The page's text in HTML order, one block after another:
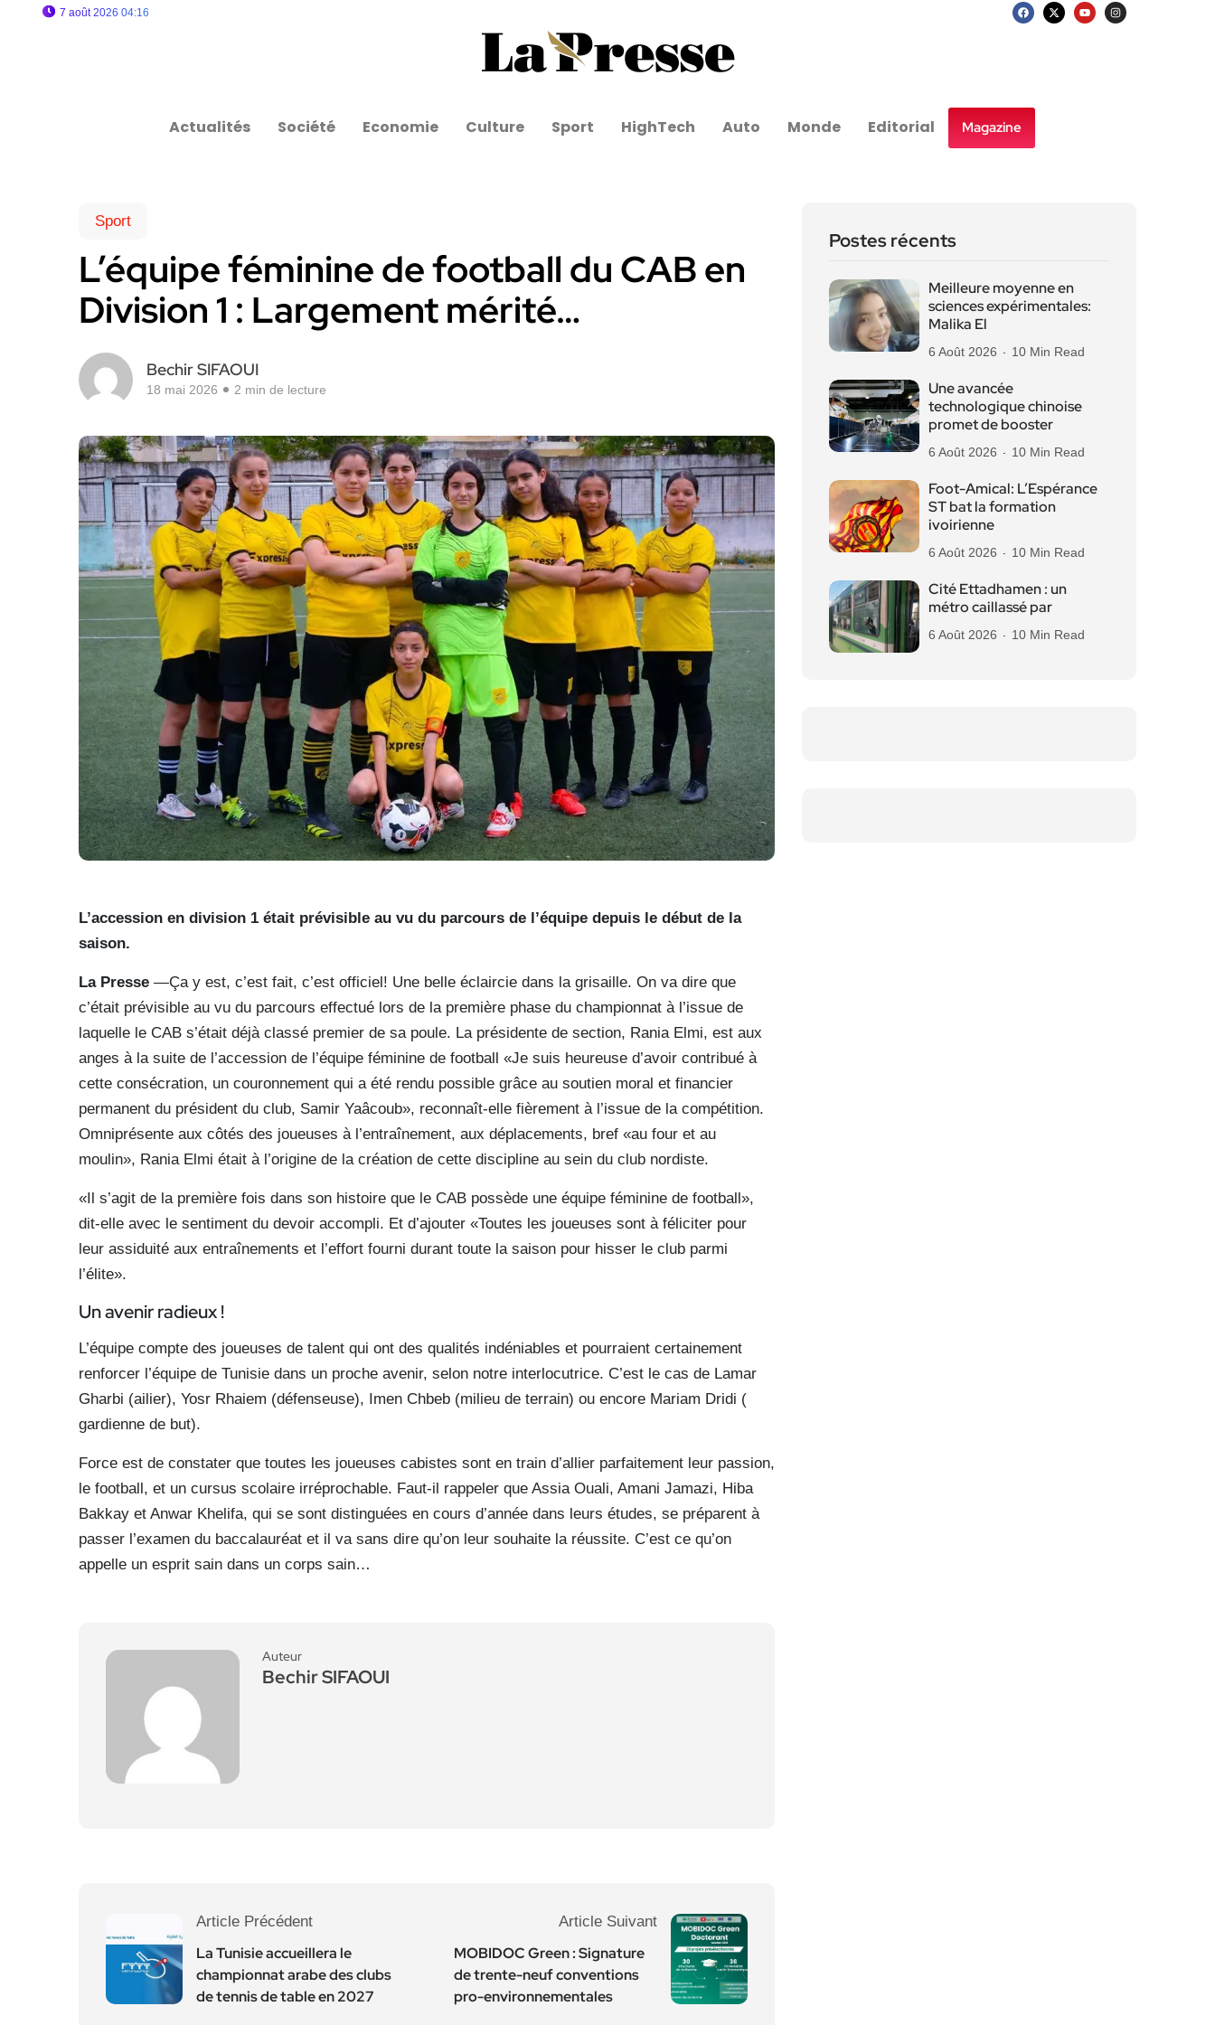
7 août 2026 04:16
Actualités Société Economie Culture Sport HighTech Auto Monde Editorial Magazine
Sport
L’équipe féminine de football du CAB en
Division 1 : Largement mérité…
Bechir SIFAOUI
18 mai 2026 2 min de lecture
L’accession en division 1 était prévisible au vu du parcours de l’équipe depuis le début de la
saison.
La Presse —Ça y est, c’est fait, c’est officiel! Une belle éclaircie dans la grisaille. On va dire que
c’était prévisible au vu du parcours effectué lors de la première phase du championnat à l’issue de
laquelle le CAB s’était déjà classé premier de sa poule. La présidente de section, Rania Elmi, est aux
anges à la suite de l’accession de l’équipe féminine de football «Je suis heureuse d’avoir contribué à
cette consécration, un couronnement qui a été rendu possible grâce au soutien moral et financier
permanent du président du club, Samir Yaâcoub», reconnaît-elle fièrement à l’issue de la compétition.
Omniprésente aux côtés des joueuses à l’entraînement, aux déplacements, bref «au four et au
moulin», Rania Elmi était à l’origine de la création de cette discipline au sein du club nordiste.
«Il s’agit de la première fois dans son histoire que le CAB possède une équipe féminine de football»,
dit-elle avec le sentiment du devoir accompli. Et d’ajouter «Toutes les joueuses sont à féliciter pour
leur assiduité aux entraînements et l’effort fourni durant toute la saison pour hisser le club parmi
l’élite».
Un avenir radieux !
L’équipe compte des joueuses de talent qui ont des qualités indéniables et pourraient certainement
renforcer l’équipe de Tunisie dans un proche avenir, selon notre interlocutrice. C’est le cas de Lamar
Gharbi (ailier), Yosr Rhaiem (défenseuse), Imen Chbeb (milieu de terrain) ou encore Mariam Dridi (
gardienne de but).
Force est de constater que toutes les joueuses cabistes sont en train d’allier parfaitement leur passion,
le football, et un cursus scolaire irréprochable. Faut-il rappeler que Assia Ouali, Amani Jamazi, Hiba
Bakkay et Anwar Khelifa, qui se sont distinguées en cours d’année dans leurs études, se préparent à
passer l’examen du baccalauréat et il va sans dire qu’on leur souhaite la réussite. C’est ce qu’on
appelle un esprit sain dans un corps sain…
Auteur
Bechir SIFAOUI
Article Précédent
La Tunisie accueillera le
championnat arabe des clubs
de tennis de table en 2027
Article Suivant
MOBIDOC Green : Signature
de trente-neuf conventions
pro-environnementales
Postes récents
Meilleure moyenne en
sciences expérimentales:
Malika El
6 Août 2026 10 Min Read
Une avancée
technologique chinoise
promet de booster
6 Août 2026 10 Min Read
Foot-Amical: L’Espérance
ST bat la formation
ivoirienne
6 Août 2026 10 Min Read
Cité Ettadhamen : un
métro caillassé par
6 Août 2026 10 Min Read